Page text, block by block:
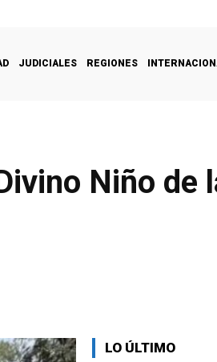
JUDICIALES REGIONES
Niño de
LO ÚLTIMO